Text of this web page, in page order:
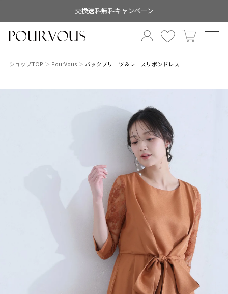
交換送料無料キャンペーン
ショップTOP PourVous バックプリーツ＆レースリボンドレス